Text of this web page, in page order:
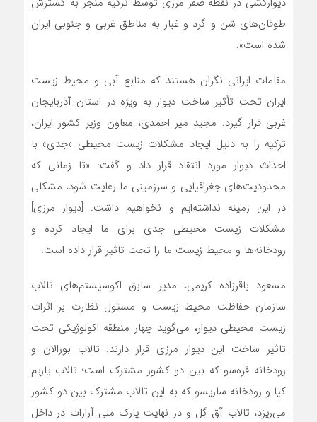
طوفان‌های شن و گرد و غبار به مناطق غربی و جنوبی ایران
شده است».
مقامات ایرانی نگران هستند که منابع آبی و محیط زیست
ایران تحت تأثیر ساخت دیوار به ویژه در استان آذربایجان
غربی قرار گیرد. مجید میر احمدی، معاون وزیر کشور ایران،
ترکیه را به دلیل ایجاد مشکلات زیست محیطی «جدی» با
احداث دیوار مورد انتقاد قرار داد و گفت: «تا زمانی که
محدودیت‌های جغرافیایی و سرزمینی ما رعایت شود، مشکلی
در این زمینه نداشته‌ایم و نخواهیم داشت. [دیوار مرزی]
مشکلات زیست محیطی جدی برای ما ایجاد کرده و
رودخانه‌ها و محیط زیست ما را تحت تاثیر قرار داده است.
مسعود باقرزاده کریمی، مدیر سابق اکوسیستم‌های تالاب
سازمان حفاظت محیط زیست و مسئول نظارت بر اثرات
زیست محیطی دیوار، می‌گوید چهار منطقه اکولوژیکی تحت
تاثیر ساخت این دیوار مرزی قرار دارند: تالاب بورالان و
رودخانه قره‌سو که بین دو کشور مشترک است؛ تالاب یاریم
کیا و رودخانه ساریسو که به این تالاب مشترک بین دو کشور‌
می‌ریزد، تالاب آق گل و در نهایت پارک ملی آرارات در داخل